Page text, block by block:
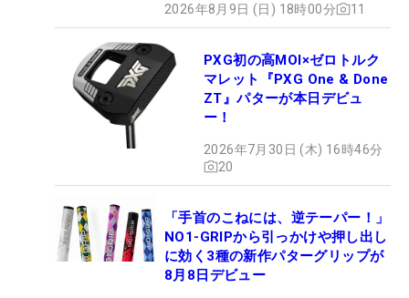
2026年8月9日 (日) 18時00分 11
PXG初の高MOI×ゼロトルク
マレット『PXG One & Done
ZT』パターが本日デビュ
ー！
2026年7月30日 (木) 16時46分
20
「手首のこねには、逆テーパー！」
NO1-GRIPから引っかけや押し出し
に効く3種の新作パターグリップが
8月8日デビュー